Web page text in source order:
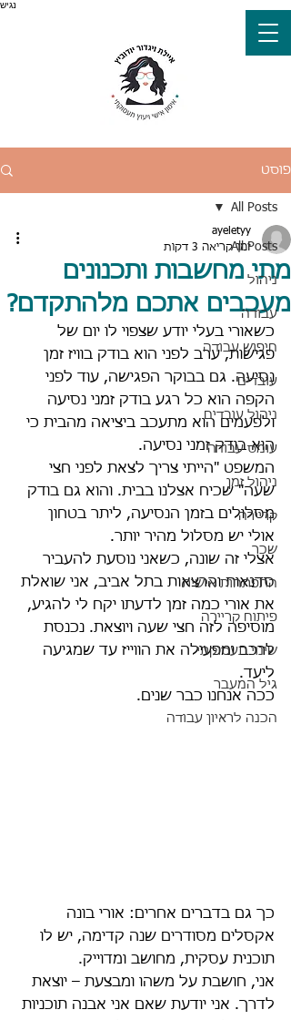
נגיש
פוסט
All Posts
ניהול
עבודה
חיפוש עבודה
עובדים
ניהול עובדים
עומס עבודה
ניהול זמן
קריירה
שכר
התפתחות אישית
פיתוח קריירה
שינוי תעסוקתי
גיל המעבר
הכנה לראיון עבודה
All Posts
מתי מחשבות ותכנונים
מעכבים אתכם מלהתקדם?
ayeletyy
זמן קריאה 3 דקות
כשאורי בעלי יודע שצפוי לו יום של
פגישות, ערב לפני הוא בודק בוויז זמן
נסיעה. גם בבוקר הפגישה, עוד לפני
הקפה הוא כל רגע בודק זמני נסיעה
ולפעמים הוא מתעכב ביציאה מהבית כי
הוא בודק זמני נסיעה.
המשפט "הייתי צריך לצאת לפני חצי
שעה" שכיח אצלנו בבית. והוא גם בודק
מסלולים בזמן הנסיעה, ליתר בטחון
אולי יש מסלול מהיר יותר.
אצלי זה שונה, כשאני נוסעת להעביר
סדנאות והרצאות בתל אביב, אני שואלת
את אורי כמה זמן לדעתו יקח לי להגיע,
מוסיפה לזה חצי שעה ויוצאת. נכנסת
לרכב ומפעילה את הווייז עד שמגיעה
ליעד.
ככה אנחנו כבר שנים.
כך גם בדברים אחרים: אורי בונה
אקסלים מסודרים שנה קדימה, יש לו
תוכנית עסקית, מחושב ומדוייק.
אני, חושבת על משהו ומבצעת – יוצאת
לדרך. אני יודעת שאם אני אבנה תוכניות